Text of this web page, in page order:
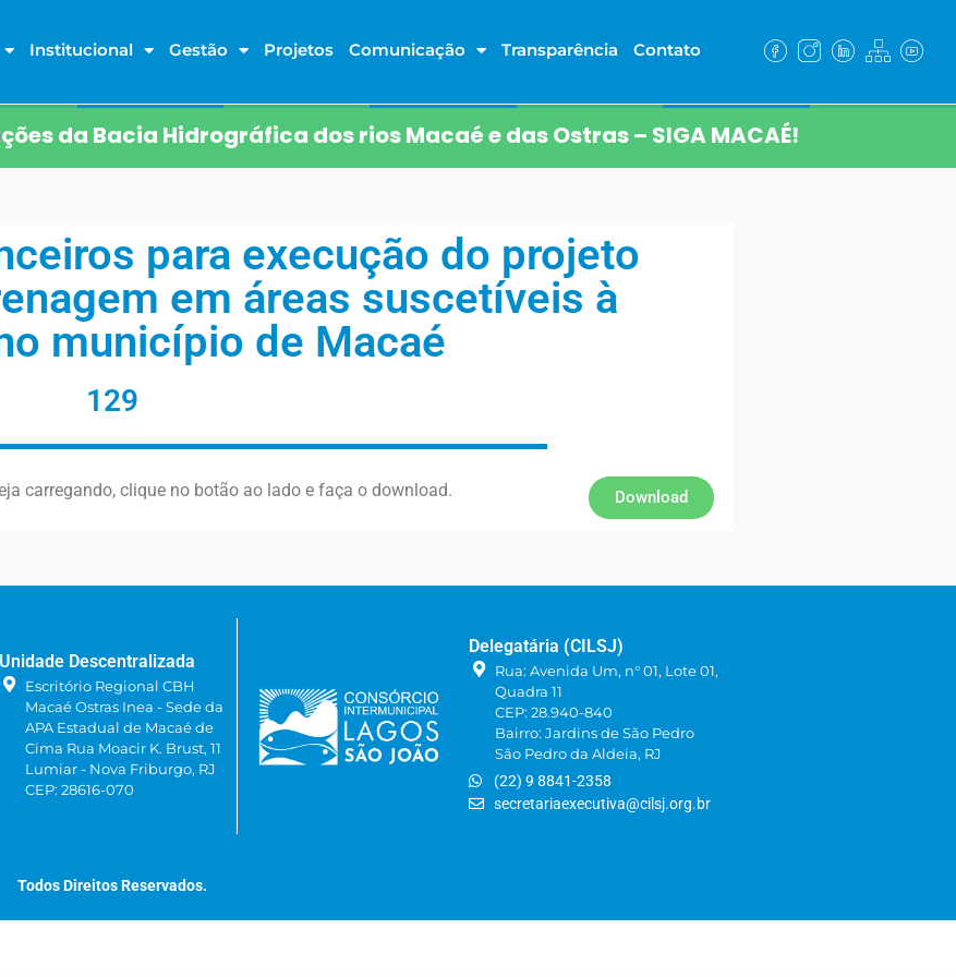
Institucional Gestão Projetos Comunicação Transparência Contato
da Bacia Hidrográfica dos rios Macaé e das Ostras – SIGA MACAÉ!
para execução do projeto
em áreas suscetíveis à
município de Macaé
129
carregando, clique no botão ao lado e faça o download. Download
Unidade Descentralizada
Escritório Regional CBH
Macaé Ostras Inea - Sede da
APA Estadual de Macaé de
Cima Rua Moacir K. Brust, 11
Lumiar - Nova Friburgo, RJ
CEP: 28616-070
Delegatária (CILSJ)
Rua: Avenida Um, n° 01, Lote 01,
Quadra 11
CEP: 28.940-840
Bairro: Jardins de São Pedro
São Pedro da Aldeia, RJ
(22) 9 8841-2358
secretariaexecutiva@cilsj.org.br
Todos Direitos Reservados.